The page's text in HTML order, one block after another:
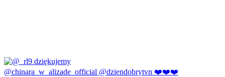
@chinara_w_alizade_official @dziendobrytvn ❤️❤️❤️